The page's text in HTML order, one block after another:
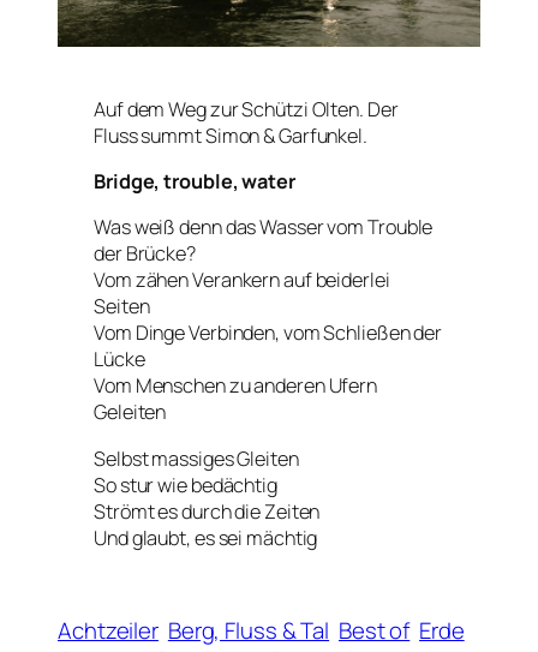
Auf dem Weg zur Schützi Olten. Der
Fluss summt Simon & Garfunkel.
Bridge, trouble, water
Was weiß denn das Wasser vom Trouble
der Brücke?
Vom zähen Verankern auf beiderlei
Seiten
Vom Dinge Verbinden, vom Schließen der
Lücke
Vom Menschen zu anderen Ufern
Geleiten
Selbst massiges Gleiten
So stur wie bedächtig
Strömt es durch die Zeiten
Und glaubt, es sei mächtig
Achtzeiler Berg, Fluss & Tal Best of Erde